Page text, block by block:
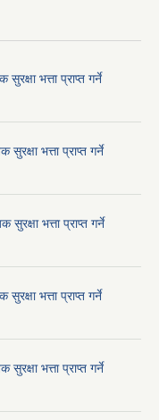
भत्ता प्राप्त गर्ने
भत्ता प्राप्त गर्ने
भत्ता प्राप्त गर्ने
भत्ता प्राप्त गर्ने
भत्ता प्राप्त गर्ने